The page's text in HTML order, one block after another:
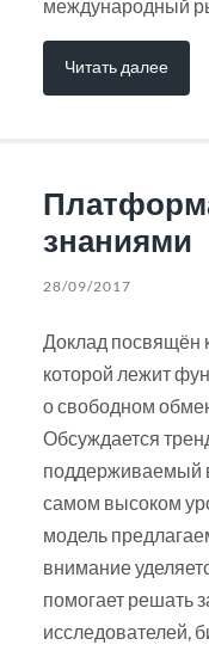
международный
Читать далее
знаниями
28/09/2017
Доклад посвящён
которой лежит
о свободном
Обсуждается
поддерживаемый
самом высоком
модель
внимание
помогает решать
исследователей,